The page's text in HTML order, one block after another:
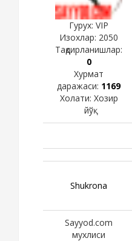
Гурух: VIP
Изохлар: 2050
Тақдирланишлар:
0
Хурмат
даражаси: 1169
Холати: Хозир
йўқ
Shukronа
Sayyod.com
мухлиси